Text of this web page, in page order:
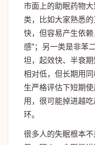
市面上的助眠药物
类，比如大家熟悉
快，但容易产生依
感”；另一类是非苯
坦，起效快、半衰
相对低，但长期用
生严格评估下短期
用，很可能掉进越
环。
很多人的失眠根本